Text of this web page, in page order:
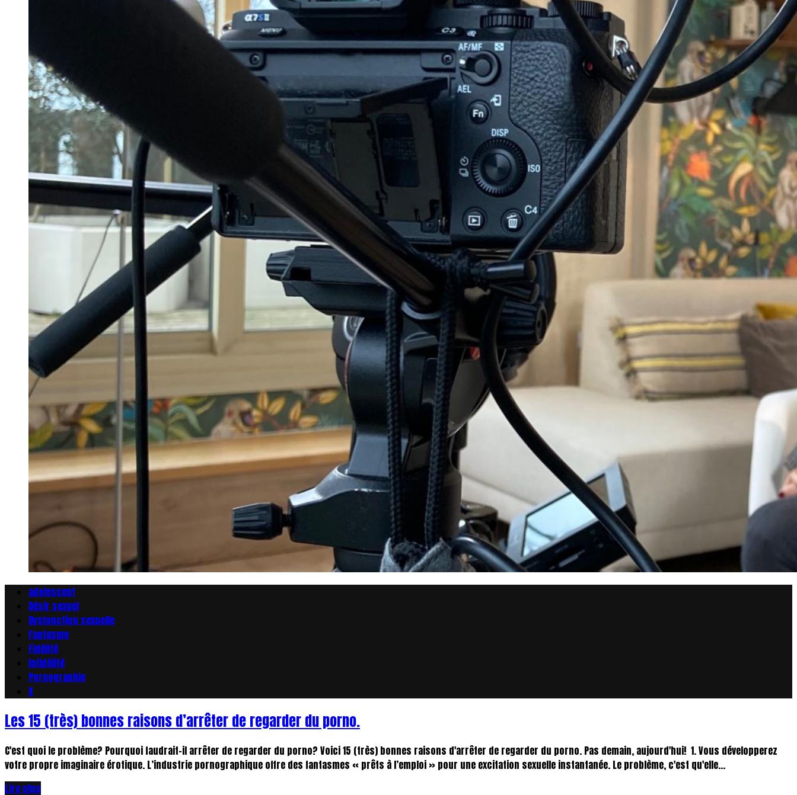
adolescent
Désir sexuel
Dysfonction sexuelle
Fantasme
Fidélité
Infidélité
Pornographie
X
Les 15 (très) bonnes raisons d’arrêter de regarder du porno.
C'est quoi le problème? Pourquoi faudrait-il arrêter de regarder du porno? Voici 15 (très) bonnes raisons d'arrêter de regarder du porno. Pas demain, aujourd'hui! 1. Vous développerez
votre propre imaginaire érotique. L’industrie pornographique offre des fantasmes « prêts à l’emploi » pour une excitation sexuelle instantanée. Le problème, c'est qu'elle...
Lire plus